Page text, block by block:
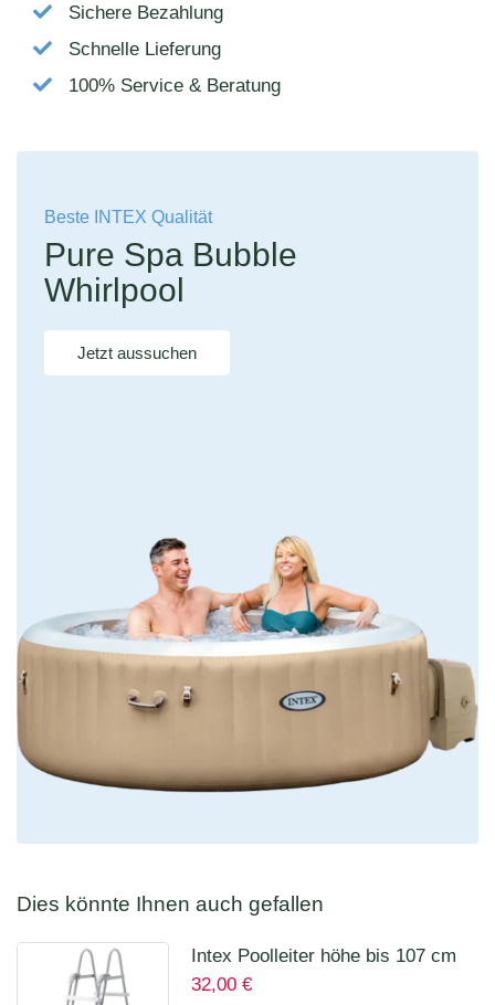
Sichere Bezahlung
Schnelle Lieferung
100% Service & Beratung
Beste INTEX Qualität
Pure Spa Bubble
Whirlpool
Jetzt aussuchen
Dies könnte Ihnen auch gefallen
Intex Poolleiter höhe bis 107 cm
28075
32,00 €